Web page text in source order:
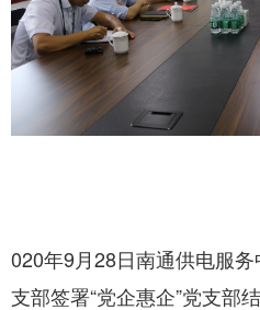
020年9月28 日南通供电服
支部签署“党企惠企”党支部